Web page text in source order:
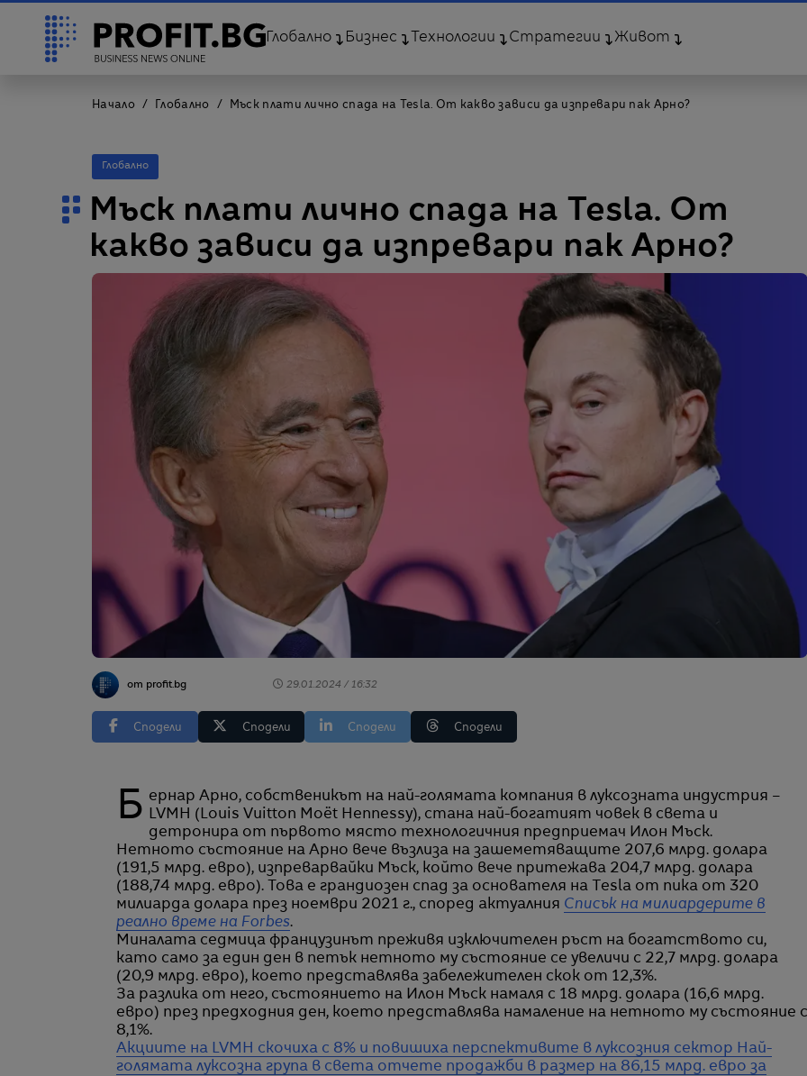
Глобално Бизнес Технологии Стратегии Живот
Начало Глобално Мъск плати лично спада на Tesla. От какво зависи да изпревари пак Арно?
Глобално
Мъск плати лично спада на Tesla. От
какво зависи да изпревари пак Арно?
от profit.bg 29.01.2024 / 16:32
Сподели Сподели Сподели Сподели
Бернар Арно, собственикът на най-голямата компания в луксозната индустрия – LVMH (Louis Vuitton Moët Hennessy), стана най-богатият човек в света и
детронира от първото място технологичния предприемач Илон Мъск.
Нетното състояние на Арно вече възлиза на зашеметяващите 207,6 млрд. долара
(191,5 млрд. евро), изпреварвайки Мъск, който вече притежава 204,7 млрд. долара
(188,74 млрд. евро). Това е грандиозен спад за основателя на Tesla от пика от 320
милиарда долара през ноември 2021 г., според актуалния Списък на милиардерите в
реално време на Forbes.
Миналата седмица французинът преживя изключителен ръст на богатството си,
като само за един ден в петък нетното му състояние се увеличи с 22,7 млрд. долара
(20,9 млрд. евро), което представлява забележителен скок от 12,3%.
За разлика от него, състоянието на Илон Мъск намаля с 18 млрд. долара (16,6 млрд.
евро) през предходния ден, което представлява намаление на нетното му състояние с
8,1%.
Акциите на LVMH скочиха с 8% и повишиха перспективите в луксозния сектор Най-
голямата луксозна група в света отчете продажби в размер на 86,15 млрд. евро за